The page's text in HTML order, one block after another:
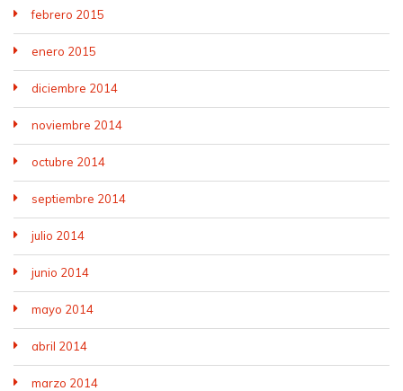
febrero 2015
enero 2015
diciembre 2014
noviembre 2014
octubre 2014
septiembre 2014
julio 2014
junio 2014
mayo 2014
abril 2014
marzo 2014